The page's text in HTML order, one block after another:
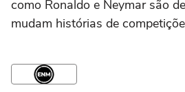
como Ronaldo e Neymar são
mudam histórias de